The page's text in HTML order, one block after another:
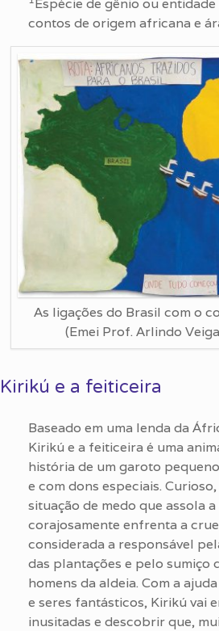
Espécie de gênio ou
contos de origem africana e
As ligações do Brasil com o
(Emei Prof. Arlindo
Kirikú e a feiticeira
Baseado em uma lenda da
Kirikú e a feiticeira é uma
história de um garoto
e com dons especiais.
situação de medo que assola a
corajosamente enfrenta a
considerada a responsável
das plantações e pelo sumiço
homens da aldeia. Com a
e seres fantásticos, Kirikú vai
inusitadas e descobrir que,